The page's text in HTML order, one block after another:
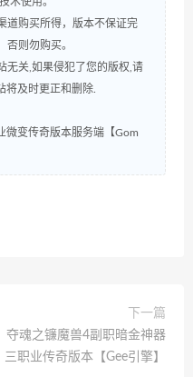
道购买所得，版本不保证完
否则勿购买。
无关,如果侵犯了您的版权,请
将及时更正和删除.
微变传奇版本服务端【Gom
下一篇
夺魂之镰魔兽4副职暗金神器
三职业传奇版本【Gee引擎】